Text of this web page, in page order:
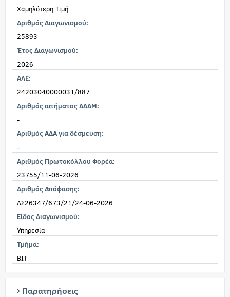
Χαμηλότερη Τιμή
Αριθμός Διαγωνισμού:
25893
Έτος Διαγωνισμού:
2026
ΑΛΕ:
24203040000031/887
Αριθμός αιτήματος ΑΔΑΜ:
-
Αριθμός ΑΔΑ για δέσμευση:
-
Αριθμός Πρωτοκόλλου Φορέα:
23755/11-06-2026
Αριθμός Απόφασης:
ΔΣ26347/673/21/24-06-2026
Είδος Διαγωνισμού:
Υπηρεσία
Τμήμα:
ΒΙΤ
Παρατηρήσεις